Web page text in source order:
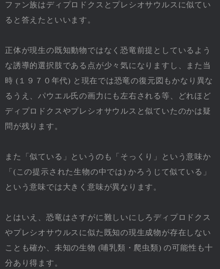
ファン族はディプロドクスとプレシオサウルスに似てい
ると答えたといいます。
正体が現生の既知動物ではなく恐竜前提としているよう
な誘導的選択肢である点が少々気になりますし、また当
時 (１９７０年代) と現在では恐竜の復元図もかなり異な
るうえ、パウエル氏の画力にも左右される等、どれほど
ディプロドクスやプレシオサウルスと似ていたのかは疑
問が残ります。
また「似ている」というのも「そっくり」という意味か
「(この提示された生物の中では) かろうじて似ている」
という意味では大きく意味が異なります。
とはいえ、恐竜はさすがに難しいにしろディプロドクス
やプレシオサウルスに似た既知の現生成物が存在しない
ことも確か、未知の生物 (哺乳類・爬虫類) の可能性も十
分あり得ます。